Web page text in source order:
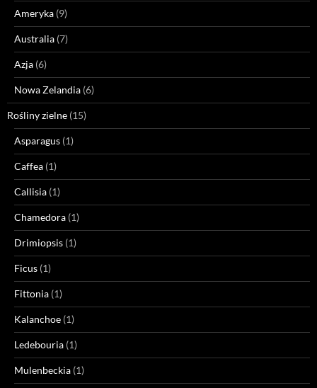
Ameryka (9)
Australia (7)
Azja (6)
Nowa Zelandia (6)
Rośliny zielne (15)
Asparagus (1)
Caffea (1)
Callisia (1)
Chamedora (1)
Drimiopsis (1)
Ficus (1)
Fittonia (1)
Kalanchoe (1)
Ledebouria (1)
Mulenbeckia (1)